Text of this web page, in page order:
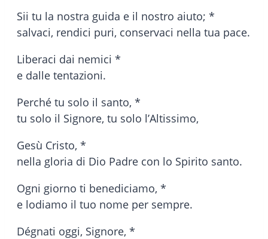
Sii tu la nostra guida e il nostro aiuto; *
salvaci, rendici puri, conservaci nella tua pace.
Liberaci dai nemici *
e dalle tentazioni.
Perché tu solo il santo, *
tu solo il Signore, tu solo l’Altissimo,
Gesù Cristo, *
nella gloria di Dio Padre con lo Spirito santo.
Ogni giorno ti benediciamo, *
e lodiamo il tuo nome per sempre.
Dégnati oggi, Signore, *